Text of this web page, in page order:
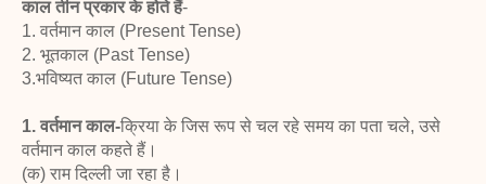
काल तीन प्रकार के होते हैं-
1. वर्तमान काल (Present Tense)
2. भूतकाल (Past Tense)
3.भविष्यत काल (Future Tense)
1. वर्तमान काल-क्रिया के जिस रूप से चल रहे समय का पता चले, उसे
वर्तमान काल कहते हैं।
(क) राम दिल्ली जा रहा है।